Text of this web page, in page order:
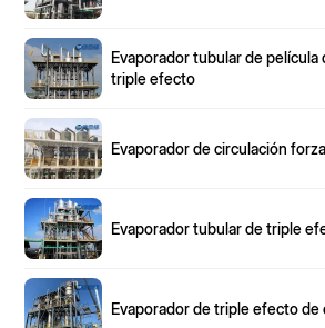
Evaporador tubular de
triple efecto
Evaporador de circulación
Evaporador tubular de triple
Evaporador de triple efecto de